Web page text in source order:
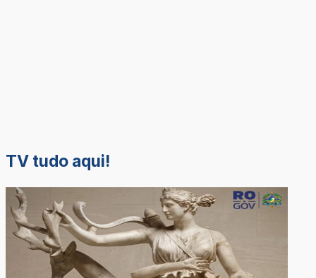
TV tudo aqui!